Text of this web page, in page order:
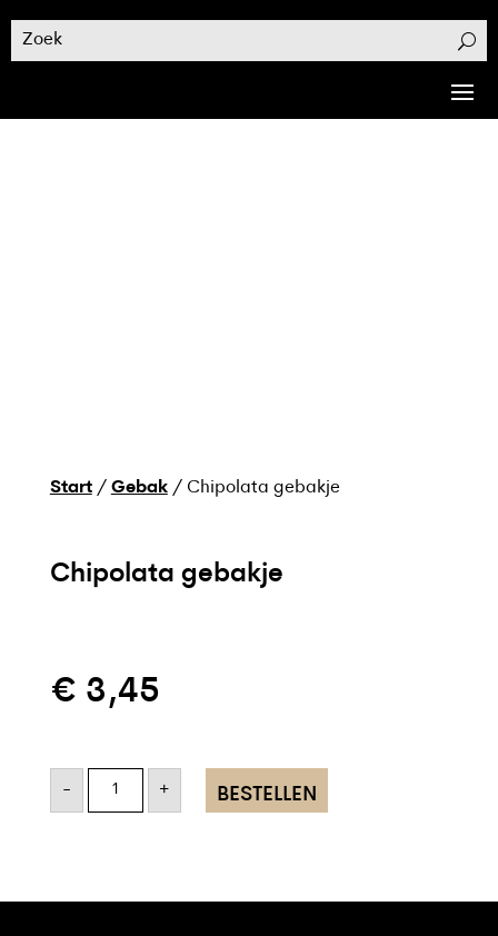
Start/ Gebak/ Chipolata gebakje
Chipolata gebakje
€ 3,45
-
Chipolata
gebakje
+ BESTELLEN